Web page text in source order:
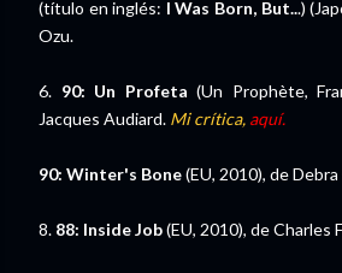
(título en inglés: I Was Born, But...)
Ozu.
6. 90: Un Profeta (Un Prophète,
Jacques Audiard. Mi crítica, aquí.
90: Winter's Bone(EU, 2010), de
8. 88: Inside Job(EU, 2010), de Charles